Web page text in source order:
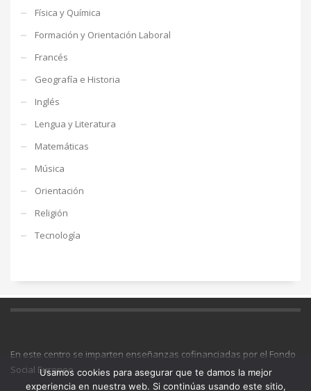
Física y Química
Formación y Orientación Laboral
Francés
Geografía e Historia
Inglés
Lengua y Literatura
Matemáticas
Música
Orientación
Religión
Tecnología
En este centro se imparten enseñanzas cofinanciadas por el Fondo
Social Europeo
Usamos cookies para asegurar que te damos la mejor
experiencia en nuestra web. Si continúas usando este sitio,